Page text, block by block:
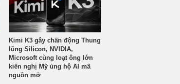
Kimi K3 gây chấn động Thung
lũng Silicon, NVIDIA,
Microsoft cùng loạt ông lớn
kiến nghị Mỹ ủng hộ AI mã
nguồn mở